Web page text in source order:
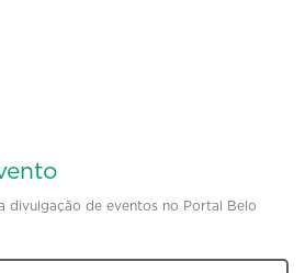
divulgação de eventos no Portal Belo